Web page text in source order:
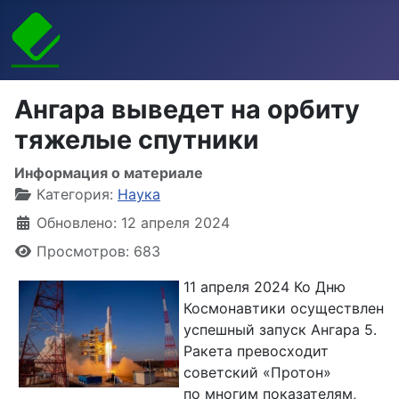
Ангара выведет на орбиту
тяжелые спутники
Информация о материале
Категория: Наука
Обновлено: 12 апреля 2024
Просмотров: 683
11 апреля 2024 Ко Дню
Космонавтики осуществлен
успешный запуск Ангара 5.
Ракета превосходит
советский «Протон»
по многим показателям,